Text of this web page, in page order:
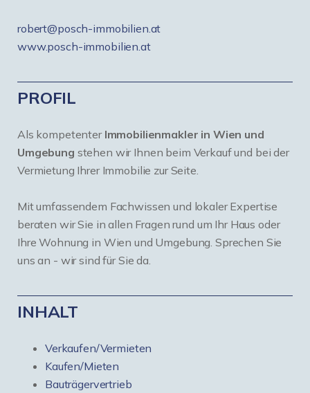
robert@posch-immobilien.at
www.posch-immobilien.at
PROFIL
Als kompetenter Immobilienmakler in Wien und
Umgebung stehen wir Ihnen beim Verkauf und bei der
Vermietung Ihrer Immobilie zur Seite.
Mit umfassendem Fachwissen und lokaler Expertise
beraten wir Sie in allen Fragen rund um Ihr Haus oder
Ihre Wohnung in Wien und Umgebung. Sprechen Sie
uns an - wir sind für Sie da.
INHALT
Verkaufen/Vermieten
Kaufen/Mieten
Bauträgervertrieb